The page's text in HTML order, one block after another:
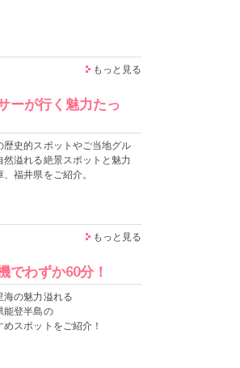
もっと見る
ーが行く魅力たっ
歴史的スポットやご当地グル
然溢れる絶景スポットと魅力
、福井県をご紹介。
もっと見る
でわずか60分！
海の魅力溢れる
能登半島の
めスポットをご紹介！